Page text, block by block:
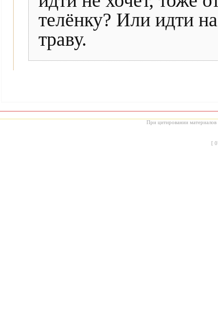
телёнку? Или идти
траву.
При цитировании материалов
[